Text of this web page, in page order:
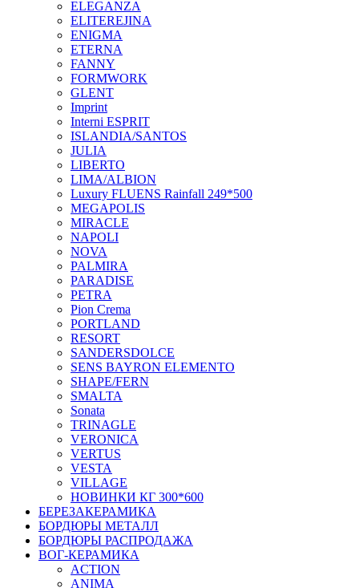
ELEGANZA
ELITEREJINA
ENIGMA
ETERNA
FANNY
FORMWORK
GLENT
Imprint
Interni ESPRIT
ISLANDIA/SANTOS
JULIA
LIBERTO
LIMA/ALBION
Luxury FLUENS Rainfall 249*500
MEGAPOLIS
MIRACLE
NAPOLI
NOVA
PALMIRA
PARADISE
PETRA
Pion Crema
PORTLAND
RESORT
SANDERSDOLCE
SENS BAYRON ELEMENTO
SHAPE/FERN
SMALTA
Sonata
TRINAGLE
VERONICA
VERTUS
VESTA
VILLAGE
НОВИНКИ КГ 300*600
БЕРЕЗАКЕРАМИКА
БОРДЮРЫ МЕТАЛЛ
БОРДЮРЫ РАСПРОДАЖА
ВОГ-КЕРАМИКА
ACTION
ANIMA